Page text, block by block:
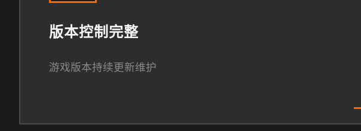
版本控制完整
游戏版本持续更新维护